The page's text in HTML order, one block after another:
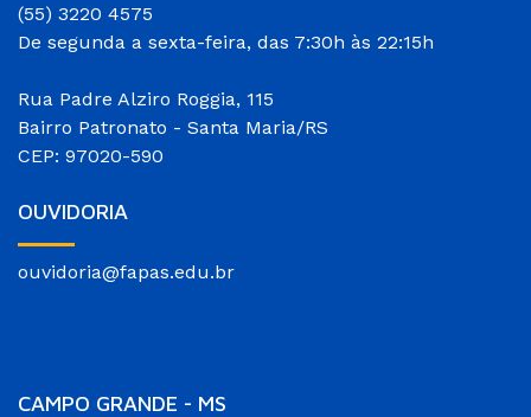
(55) 3220 4575
De segunda a sexta-feira, das 7:30h às 22:15h
Rua Padre Alziro Roggia, 115
Bairro Patronato - Santa Maria/RS
CEP: 97020-590
OUVIDORIA
ouvidoria@fapas.edu.br
CAMPO GRANDE - MS